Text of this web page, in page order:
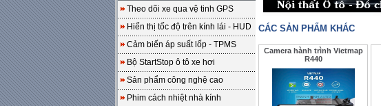
Theo dõi xe qua vệ tinh GPS
Hiển thị tốc độ trên kính lái - HUD
Cảm biến áp suất lốp - TPMS
Bộ StartStop ô tô xe hơi
Sản phẩm công nghệ cao
Phim cách nhiệt nhà kính
CÁC SẢN PHẨM KHÁC
Camera hành trình Vietmap
R440